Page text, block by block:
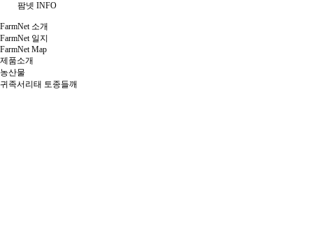
팜넷 INFO
FarmNet 소개
FarmNet 일지
FarmNet Map
제품소개
농산물
귀족서리태 토종들깨